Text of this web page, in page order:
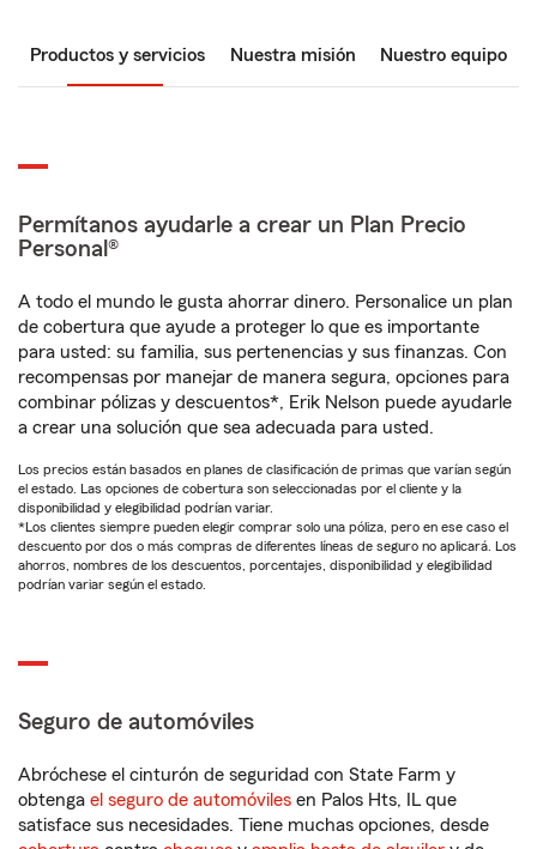
Productos y servicios Nuestra misión Nuestro equipo
Permítanos ayudarle a crear un Plan Precio
Personal®
A todo el mundo le gusta ahorrar dinero. Personalice un plan
de cobertura que ayude a proteger lo que es importante
para usted: su familia, sus pertenencias y sus finanzas. Con
recompensas por manejar de manera segura, opciones para
combinar pólizas y descuentos*, Erik Nelson puede ayudarle
a crear una solución que sea adecuada para usted.
Los precios están basados en planes de clasificación de primas que varían según
el estado. Las opciones de cobertura son seleccionadas por el cliente y la
disponibilidad y elegibilidad podrían variar.
*Los clientes siempre pueden elegir comprar solo una póliza, pero en ese caso el
descuento por dos o más compras de diferentes líneas de seguro no aplicará. Los
ahorros, nombres de los descuentos, porcentajes, disponibilidad y elegibilidad
podrían variar según el estado.
Seguro de automóviles
Abróchese el cinturón de seguridad con State Farm y
obtenga el seguro de automóviles en Palos Hts, IL que
satisface sus necesidades. Tiene muchas opciones, desde